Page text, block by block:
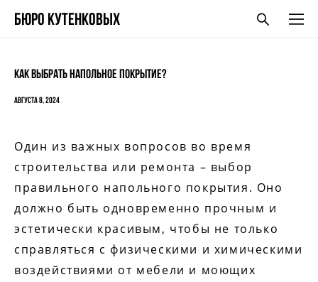
БЮро кутенковых
Как выбрать напольное покрытие?
августа 8, 2024
Один из важных вопросов во время
строительства или ремонта – выбор
правильного напольного покрытия. Оно
должно быть одновременно прочным и
эстетически красивым, чтобы не только
справляться с физическими и химическими
воздействиями от мебели и моющих